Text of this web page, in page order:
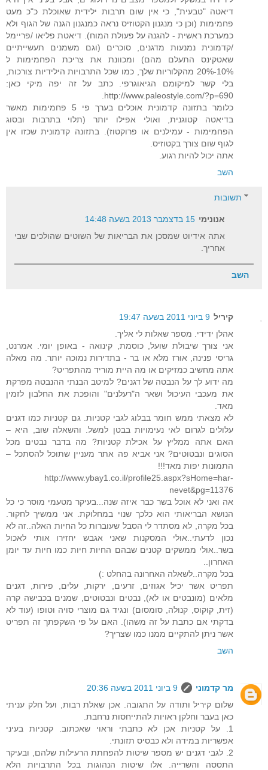
דיאטה "טבעית", כי אין שום תרבות ילידית שאוכלת כ"כ מעט
פחמימות (וכן כי מנגנון הקטוזיס נראה כמנגנון הגנה של הגוף ולא
כמערכת ראשית - להגנה על פעולת המוח). דיאטת פליאו /פריימל
/קדמונית נמנעות מדגנים, סוכרים (וגם משמנים תעשייתיים
שאטקינס התעלם מהם) ומכוונת את צריכת הפחמימות ל
10%-20% מהקלוריות שלך, כמו שכל התרבויות הילידיות צורכות,
בלי קשר למיקומם הגיאוגרפי. כתב על זה יפה מיקי כאן:
http://www.paleostyle.com/?p=690.
כלומר בתזונה קדמונית אוכלים בערך פי 5 פחמימות מאשר
בדיאטה קטוגנית, ואולי אפילו יותר (תלוי בתרבות ובסוג
הפחמימות - עמילנים או פרוקטוז). בתזונה קדמונית שכזו אין
לגוף שום צורך בקטוזיס.
אתה יכול להיות רגוע.
השב
תשובות
אנונימי 15 בדצמבר 2013 בשעה 14:48
אתה אידיוט שמסכן את הבריאות של השוטים שהולכים שבי
אחריך.
השב
קיריל 9 ביוני 2011 בשעה 19:47
אהלן ידידי. מספר שאלות לי אליך.
אני צורך שיבולת שועל, כוסמת, קינואה - באופן יומי. אמרנט,
גריסי פנינה, אורז מלא או בר - בתדירות נמוכה יותר. מה מאלה
אתה מחשיב כמזיקים או מה היית מוריד מהתפריט?
מה ידוע לך על הנבטה של דגנים? למיטב הבנתי ההנבטה מפרקת
את מעכבי העיכול ושאר ה"רעלנים" והופכת את החלבון לזמין
מאד.
לא מצאתי ממש חומר בבלוג לגבי קטניות. גם קטניות כמו דגנים
עלולים לגרום לאי נעימויות בבטן למשל. והשאלה שוב, היא –
האם אתה ממליץ על אכילת קטניות? מה בדבר נבטים מכל
הסוגים ונבטוטים? אני אביא פה אתר מעניין שתוכל להסתכל –
התמונות יפות מאד!!!
http://www.ybay1.co.il/profile25.aspx?sHome=har-
nevet&pg=11376
אה ואני לא אוכל בשר כבר איזה שנה...בעיקר מטעמי מוסר כי כל
הנושא הבריאותי הוא כלכך שנוי במחלוקת. אני ממשיך לחקור.
בכל מקרה, לא מסתדר לי הסבל שעוברות כל החיות האלה..זה לא
נכון לדעתי..אולי המסקנות שאני אגבש יחזירו אותי לאכול
בשר..אולי ממשקים קטנים שבהם החיות חיות כמו חיות עד יומן
האחרון..
בכל מקרה..לשאלה האחרונה בהחלט :)
תפריט אשר יכיל אגוזים, זרעים, ירקות, עלים, פירות, דגנים
מלאים (מונבטים או לא), נבטים ונבטוטים, שמנים בכבישה קרה
(זית, קוקוס, קנולה, סומסום) ונגיד גם מוצרי סויה וטופו (עוד לא
בדקתי אם כתבת על זה משהו). האם על פי השקפתך זה תפריט
אשר ניתן להתקיים ממנו כמו שצריך?
השב
מר קדמוני
9 ביוני 2011 בשעה 20:36
שלום קיריל ותודה על התגובה. אכן שאלת רבות, ועל חלק עניתי
כאן בעבר וחלקן ראויות להתייחסות נרחבת.
1. על קטניות אכן לא כתבתי וראוי שאכתוב. קטניות בעיני
אפשריות במידה ולא כבסיס תזונתי.
2. לגבי דגנים יש מספר שיטות להפחתת הרעילות שלהם, ובעיקר
התססה והשרייה. אלו שיטות הנהוגות בכל התרבויות הלא